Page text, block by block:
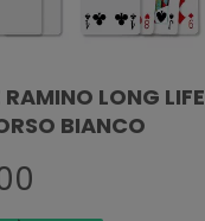
LONG LIFE
BIANCO